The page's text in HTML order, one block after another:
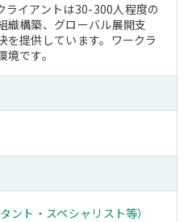
ライアントは30-300人程度の
織構築、グローバル展開支
を提供しています。ワークラ
です。
ント・スペシャリスト等）